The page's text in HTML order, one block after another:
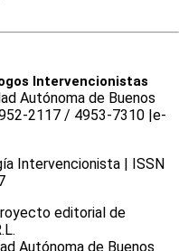
Intervencionistas
Autónoma de Buenos
2117 / 4953-7310 |e-
Intervencionista | ISSN
editorial de
Autónoma de Buenos